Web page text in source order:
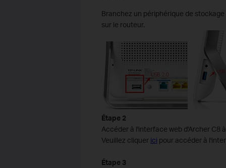
Branchez un périphérique de
sur le routeur.
Étape 2
Accéder à l'interface web d'Archer C8
Veuillez cliquer ici pour accéder à
Étape 3